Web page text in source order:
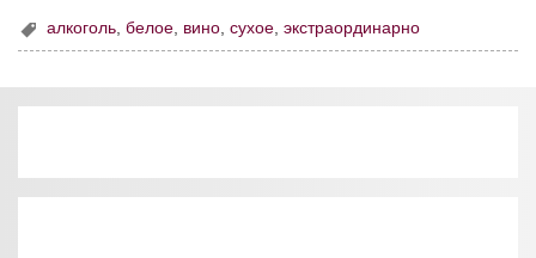
алкоголь,белое, вино,сухое,экстраординарно